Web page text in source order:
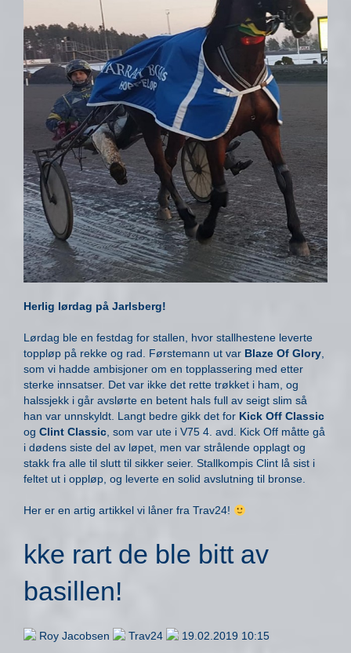
Herlig lørdag på Jarlsberg!
Lørdag ble en festdag for stallen, hvor stallhestene leverte
toppløp på rekke og rad. Førstemann ut var Blaze Of Glory,
som vi hadde ambisjoner om en topplassering med etter
sterke innsatser. Det var ikke det rette trøkket i ham, og
halssjekk i går avslørte en betent hals full av seigt slim så
han var unnskyldt. Langt bedre gikk det for Kick Off Classic
og Clint Classic, som var ute i V75 4. avd. Kick Off måtte gå
i dødens siste del av løpet, men var strålende opplagt og
stakk fra alle til slutt til sikker seier. Stallkompis Clint lå sist i
feltet ut i oppløp, og leverte en solid avslutning til bronse.
Her er en artig artikkel vi låner fra Trav24!
kke rart de ble bitt av
basillen!
Roy Jacobsen Trav24 19.02.2019 10:15